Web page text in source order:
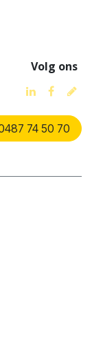
Volg ons
74 50 70